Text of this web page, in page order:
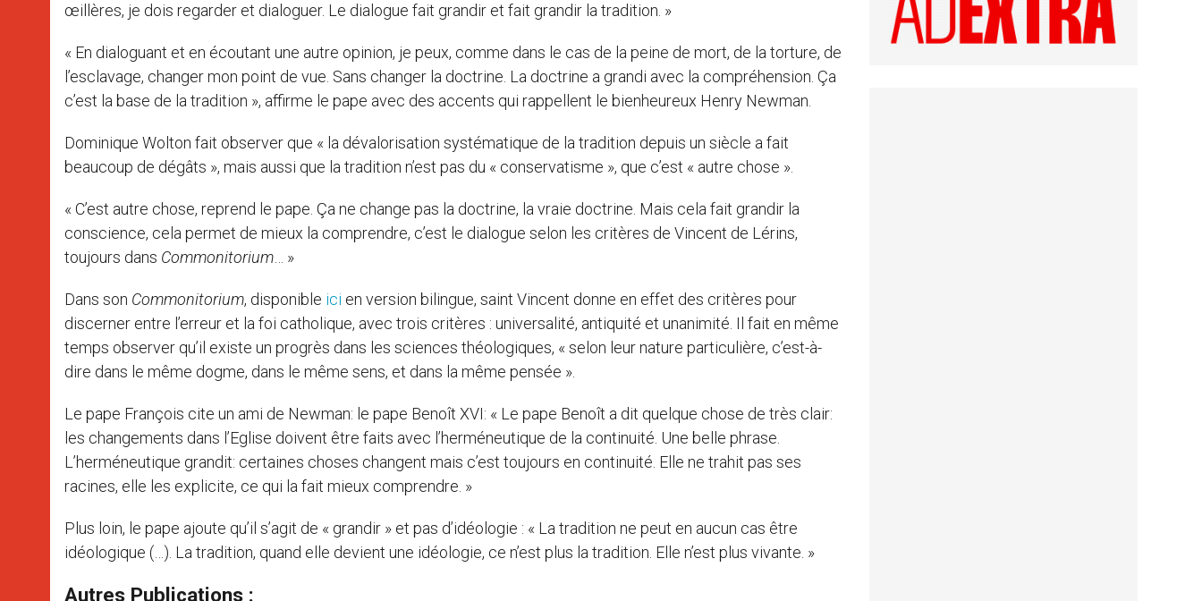
œillères, je dois regarder et dialoguer. Le dialogue fait grandir et fait grandir la tradition. »
« En dialoguant et en écoutant une autre opinion, je peux, comme dans le cas de la peine de mort, de la torture, de
l’esclavage, changer mon point de vue. Sans changer la doctrine. La doctrine a grandi avec la compréhension. Ça
c’est la base de la tradition », affirme le pape avec des accents qui rappellent le bienheureux Henry Newman.
Dominique Wolton fait observer que « la dévalorisation systématique de la tradition depuis un siècle a fait
beaucoup de dégâts », mais aussi que la tradition n’est pas du « conservatisme », que c’est « autre chose ».
« C’est autre chose, reprend le pape. Ça ne change pas la doctrine, la vraie doctrine. Mais cela fait grandir la
conscience, cela permet de mieux la comprendre, c’est le dialogue selon les critères de Vincent de Lérins,
toujours dans Commonitorium … »
Dans son Commonitorium, disponible ici en version bilingue, saint Vincent donne en effet des critères pour
discerner entre l’erreur et la foi catholique, avec trois critères : universalité, antiquité et unanimité. Il fait en même
temps observer qu’il existe un progrès dans les sciences théologiques, « selon leur nature particulière, c’est-à-
dire dans le même dogme, dans le même sens, et dans la même pensée ».
Le pape François cite un ami de Newman: le pape Benoît XVI: « Le pape Benoît a dit quelque chose de très clair:
les changements dans l’Eglise doivent être faits avec l’herméneutique de la continuité. Une belle phrase.
L’herméneutique grandit: certaines choses changent mais c’est toujours en continuité. Elle ne trahit pas ses
racines, elle les explicite, ce qui la fait mieux comprendre. »
Plus loin, le pape ajoute qu’il s’agit de « grandir » et pas d’idéologie : « La tradition ne peut en aucun cas être
idéologique (…). La tradition, quand elle devient une idéologie, ce n’est plus la tradition. Elle n’est plus vivante. »
Autres Publications :